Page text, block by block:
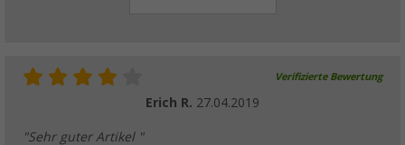
Verifizierte Bewertung
Erich R. 27.04.2019
"Sehr guter Artikel "